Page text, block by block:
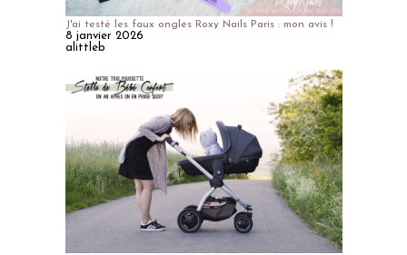
J'ai testé les faux ongles Roxy Nails Paris : mon avis !
8 janvier 2026
alittleb